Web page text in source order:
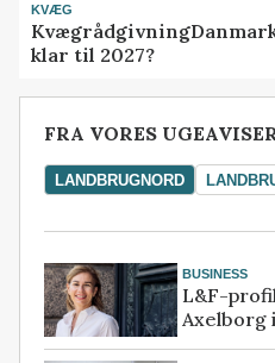
KVÆG
klar til 2027?
FRA VORES
LANDBRUGNORD
BUSINESS
L&F-
Axelborg